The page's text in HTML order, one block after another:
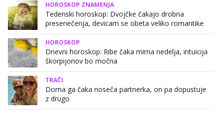
HOROSKOP ZNAMENJA
Tedenski horoskop: Dvojčke čakajo drobna
presenečenja, devicam se obeta veliko romantike
HOROSKOP
Dnevni horoskop: Ribe čaka mirna nedelja, intuicija
škorpijonov bo močna
TRAČI
Doma ga čaka noseča partnerka, on pa dopustuje
z drugo